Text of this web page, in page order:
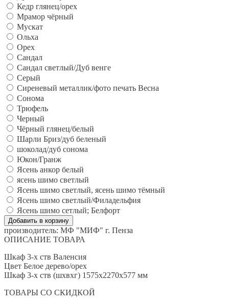
Кедр глянец/орех
Мрамор чёрный
Мускат
Ольха
Орех
Сандал
Сандал светлый/Дуб венге
Серый
Сиреневый металлик/фото печать Весна
Сонома
Трюфель
Черный
Чёрный глянец/белый
Шарли Бриз/дуб беленый
шоколад/дуб сонома
Юкон/Гранж
Ясень анкор белый
ясень шимо светлый
Ясень шимо светлый, ясень шимо тёмный
Ясень шимо светлый/Филадельфия
Ясень шимо сетлый; Белфорт
производитель: МФ "МИФ" г. Пенза
ОПИСАНИЕ ТОВАРА
Шкаф 3-х ств Валенсия
Цвет Белое дерево/орех
Шкаф 3-х ств (шхвхг) 1575х2270х577 мм
ТОВАРЫ СО СКИДКОЙ